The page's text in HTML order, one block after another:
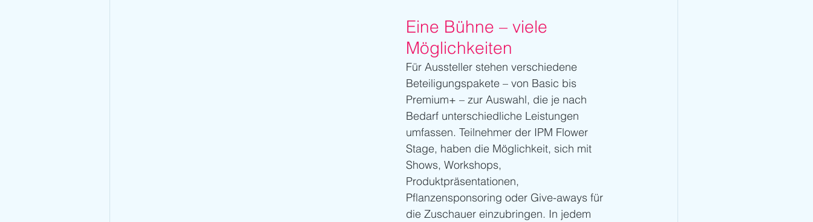
Eine Bühne – viele
Möglichkeiten
Für Aussteller stehen verschiedene
Beteiligungspakete – von Basic bis
Premium+ – zur Auswahl, die je nach
Bedarf unterschiedliche Leistungen
umfassen. Teilnehmer der IPM Flower
Stage, haben die Möglichkeit, sich mit
Shows, Workshops,
Produktpräsentationen,
Pflanzensponsoring oder Give-aways für
die Zuschauer einzubringen. In jedem